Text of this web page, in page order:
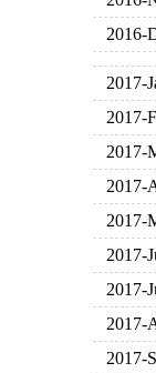
2016-
2017-
2017-
2017-
2017-
2017-
2017-
2017-
2017-
2017-